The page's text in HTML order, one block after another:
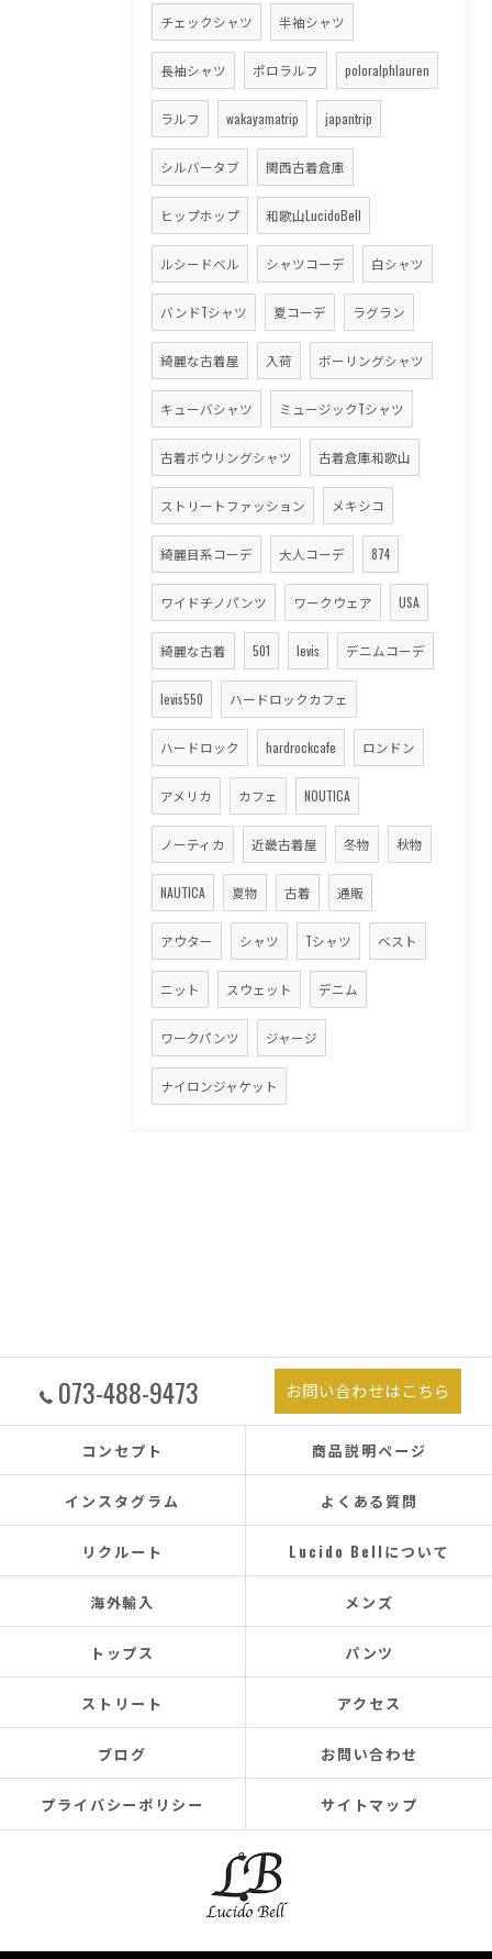
チェックシャツ 半袖シャツ
長袖シャツ ポロラルフ poloralphlauren
ラルフ wakayamatrip japantrip
シルバータブ 関西古着倉庫
ヒップホップ 和歌山LucidoBell
ルシードベル シャツコーデ 白シャツ
バンドTシャツ 夏コーデ ラグラン
綺麗な古着屋 入荷 ボーリングシャツ
キューバシャツ ミュージックTシャツ
古着ボウリングシャツ 古着倉庫和歌山
ストリートファッション メキシコ
綺麗目系コーデ 大人コーデ 874
ワイドチノパンツ ワークウェア USA
綺麗な古着 501 levis デニムコーデ
levis550 ハードロックカフェ
ハードロック hardrockcafe ロンドン
アメリカ カフェ NOUTICA
ノーティカ 近畿古着屋 冬物 秋物
NAUTICA 夏物 古着 通販
アウター シャツ Tシャツ ベスト
ニット スウェット デニム
ワークパンツ ジャージ
ナイロンジャケット
073-488-9473 お問い合わせはこちら
コンセプト 商品説明ページ
インスタグラム よくある質問
リクルート Lucido Bellについて
海外輸入 メンズ
トップス パンツ
ストリート アクセス
ブログ お問い合わせ
プライバシーポリシー サイトマップ